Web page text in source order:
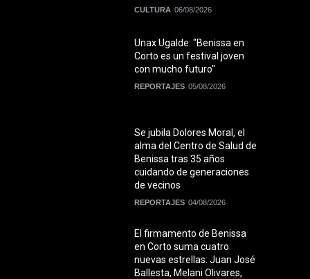
CULTURA 06/08/2026
Unax Ugalde: "Benissa en
Corto es un festival joven
con mucho futuro"
REPORTAJES 05/08/2026
Se jubila Dolores Moral, el
alma del Centro de Salud de
Benissa tras 35 años
cuidando de generaciones
de vecinos
REPORTAJES 04/08/2026
El firmamento de Benissa
en Corto suma cuatro
nuevas estrellas: Juan José
Ballesta, Melani Olivares,